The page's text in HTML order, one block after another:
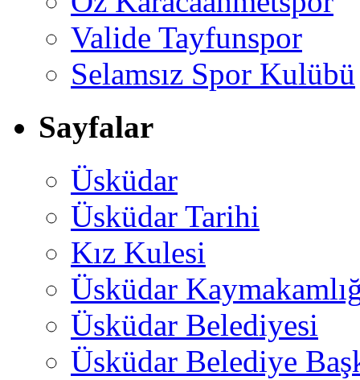
Valide Tayfunspor
Selamsız Spor Kulübü
Sayfalar
Üsküdar
Üsküdar Tarihi
Kız Kulesi
Üsküdar
Üsküdar Belediyesi
Üsküdar Belediye